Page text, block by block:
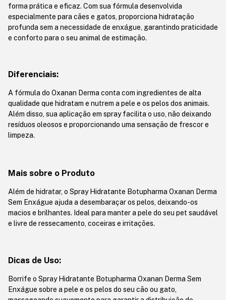
forma prática e eficaz. Com sua fórmula desenvolvida
especialmente para cães e gatos, proporciona hidratação
profunda sem a necessidade de enxágue, garantindo praticidade
e conforto para o seu animal de estimação.
Diferenciais:
A fórmula do Oxanan Derma conta com ingredientes de alta
qualidade que hidratam e nutrem a pele e os pelos dos animais.
Além disso, sua aplicação em spray facilita o uso, não deixando
resíduos oleosos e proporcionando uma sensação de frescor e
limpeza.
Mais sobre o Produto
Além de hidratar, o Spray Hidratante Botupharma Oxanan Derma
Sem Enxágue ajuda a desembaraçar os pelos, deixando-os
macios e brilhantes. Ideal para manter a pele do seu pet saudável
e livre de ressecamento, coceiras e irritações.
Dicas de Uso:
Borrife o Spray Hidratante Botupharma Oxanan Derma Sem
Enxágue sobre a pele e os pelos do seu cão ou gato,